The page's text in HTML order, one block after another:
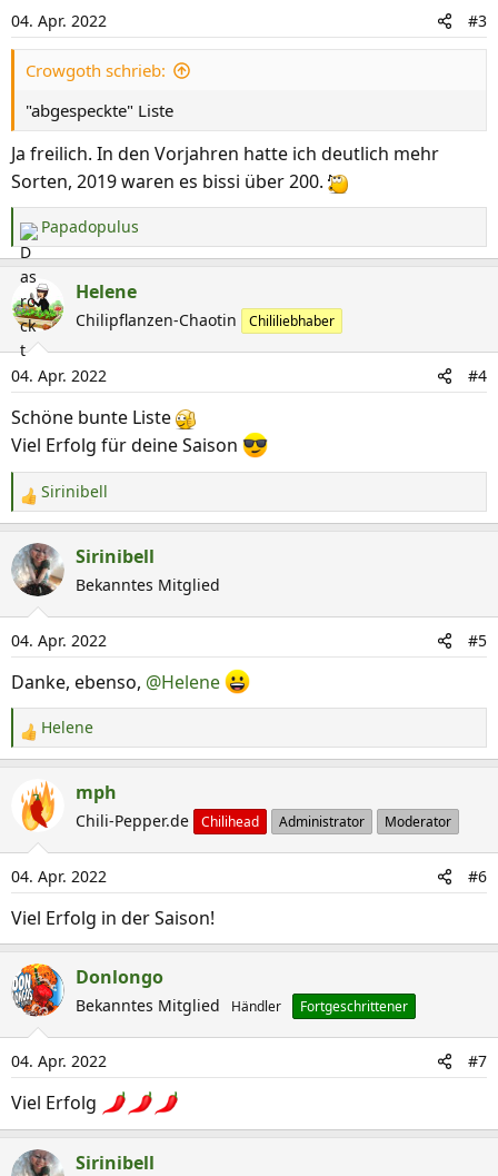
o
n
e
n
:
04. Apr. 2022 #3
Crowgoth schrieb:
"abgespeckte" Liste
Ja freilich. In den Vorjahren hatte ich deutlich mehr
Sorten, 2019 waren es bissi über 200.
R
e
a
k
t
i
o
n
e
n
Papadopulus
Helene
Chilipflanzen-Chaotin Chililiebhaber
04. Apr. 2022 #4
Schöne bunte Liste
Viel Erfolg für deine Saison
R
e
a
k
t
i
o
n
:
Sirinibell
Sirinibell
Bekanntes Mitglied
04. Apr. 2022 #5
Danke, ebenso, @Helene
R
e
a
k
i
o
n
:
Helene
mph
Chili-Pepper.de Chilihead Administrator Moderator
04. Apr. 2022 #6
Viel Erfolg in der Saison!
Donlongo
Bekanntes Mitglied Händler Fortgeschrittener
04. Apr. 2022 #7
Viel Erfolg
Sirinibell